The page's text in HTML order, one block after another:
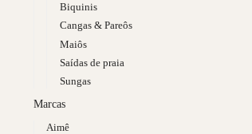
Biquinis
Cangas & Pareôs
Maiôs
Saídas de praia
Sungas
Marcas
Aimê